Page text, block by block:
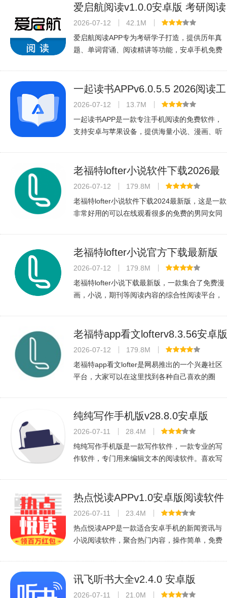
常好用的学习软件，喜欢的朋友们快
爱启航阅读v1.0.0安卓版 考研阅读
必备
2026-07-12
42.1M
爱启航阅读APP专为考研学子打造，提供历年真
题、单词背诵、阅读精讲等功能，安卓手机免费
一起读书APPv6.0.5.5 2026阅读工
具
2026-07-12
13.7M
一起读书APP是一款专注手机阅读的免费软件，
支持安卓与苹果设备，提供海量小说、漫画、听
老福特lofter小说软件下载2026最
新版v8.3.56官方最新安卓版
2026-07-12
179.8M
老福特lofter小说软件下载2024最新版，这是一款
非常好用的可以在线观看很多的免费的男同女同
风格非常的全面哦，功能丰富自由
老福特lofter小说官方下载最新版
v8.3.56免费版
2026-07-12
179.8M
老福特lofter小说下载最新版，一款集合了免费漫
画，小说，期刊等阅读内容的综合性阅读平台，
老福特也是一个很好的展示个
老福特app看文lofterv8.3.56安卓版
2026-07-12
179.8M
老福特app看文lofter是网易推出的一个兴趣社区
平台，大家可以在这里找到各种自己喜欢的圈
自己喜欢的爱豆和动漫角色更加生动
纯纯写作手机版v28.8.0安卓版
2026-07-11
28.4M
纯纯写作手机版是一款写作软件，一款专业的写
作软件，专门用来编辑文本的阅读软件。喜欢写
的软件哦。喜欢小伙伴们可以了解一
热点悦读APPv1.0安卓版阅读软件
2026-07-11
23.4M
热点悦读APP是一款适合安卓手机的新闻资讯与
小说阅读软件，聚合热门内容，操作简单，免费
讯飞听书大全v2.4.0 安卓版
2026-07-11 21.0M